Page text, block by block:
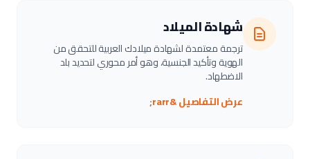
شهادة الميلاد
ترجمة معتمدة لشهادة ميلادك العربية للتحقق من
الهوية وتأكيد الجنسية، وهو أمر محوري لتحديد بلد
الاضطهاد.
عرض التفاصيل &rarr;